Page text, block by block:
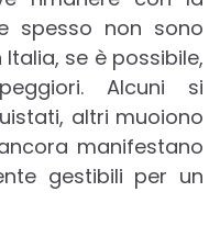
spesso non sono
se è possibile,
Alcuni si
altri muoiono
manifestano
gestibili per un